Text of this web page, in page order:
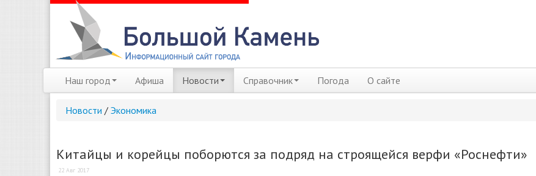
Наш город Афиша Новости Справочник Погода О сайте
Новости / Экономика
Китайцы и корейцы поборются за подряд на строящейся верфи «Роснефти»
22 Авг 2017